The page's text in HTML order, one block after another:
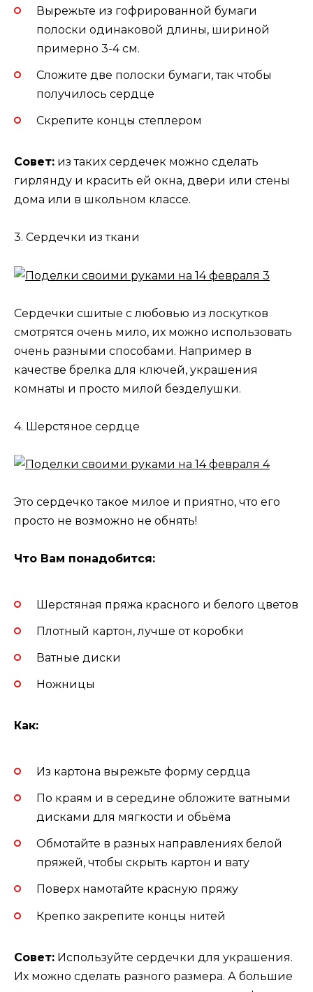
Вырежьте из гофрированной бумаги
полоски одинаковой длины, шириной
примерно 3-4 см.
Сложите две полоски бумаги, так чтобы
получилось сердце
Скрепите концы степлером
Совет: из таких сердечек можно сделать
гирлянду и красить ей окна, двери или стены
дома или в школьном классе.
3. Сердечки из ткани
Сердечки сшитые с любовью из лоскутков
смотрятся очень мило, их можно использовать
очень разными способами. Например в
качестве брелка для ключей, украшения
комнаты и просто милой безделушки.
4. Шерстяное сердце
Это сердечко такое милое и приятно, что его
просто не возможно не обнять!
Что Вам понадобится:
Шерстяная пряжа красного и белого цветов
Плотный картон, лучше от коробки
Ватные диски
Ножницы
Как:
Из картона вырежьте форму сердца
По краям и в середине обложите ватными
дисками для мягкости и обьёма
Обмотайте в разных направлениях белой
пряжей, чтобы скрыть картон и вату
Поверх намотайте красную пряжу
Крепко закрепите концы нитей
Совет: Используйте сердечки для украшения.
Их можно сделать разного размера. А большие